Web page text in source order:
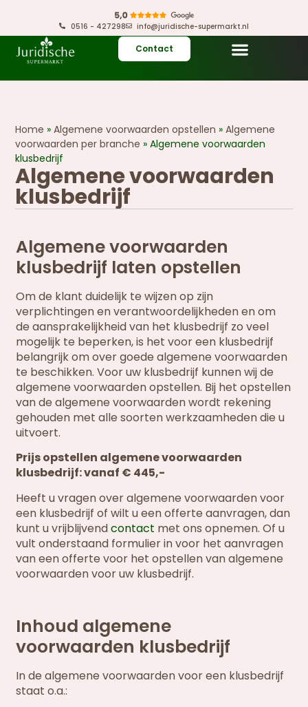
0516 - 427298 info@juridische-supermarkt.nl
Contact
Algemene voorwaarden
klusbedrijf
Home »Algemene voorwaarden opstellen »Algemene
voorwaarden per branche »Algemene voorwaarden
klusbedrijf
Algemene voorwaarden
klusbedrijf laten opstellen
Om de klant duidelijk te wijzen op zijn
verplichtingen en verantwoordelijkheden en om
de aansprakelijkheid van het klusbedrijf zo veel
mogelijk te beperken, is het voor een klusbedrijf
belangrijk om over goede algemene voorwaarden
te beschikken. Voor uw klusbedrijf kunnen wij de
algemene voorwaarden opstellen. Bij het opstellen
van de algemene voorwaarden wordt rekening
gehouden met alle soorten werkzaamheden die u
uitvoert.
Prijs opstellen algemene voorwaarden
klusbedrijf: vanaf € 445,-
Heeft u vragen over algemene voorwaarden voor
een klusbedrijf of wilt u een offerte aanvragen, dan
kunt u vrijblijvendcontact met ons opnemen. Of u
vult onderstaand formulier in voor het aanvragen
van een offerte voor het opstellen van algemene
voorwaarden voor uw klusbedrijf.
Inhoud algemene
voorwaarden klusbedrijf
In de algemene voorwaarden voor een klusbedrijf
staat o.a.: